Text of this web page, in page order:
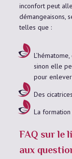
inconfort peut
démangeaisons,
telles que :
sinon elle
pour
Des
La formation
FAQ sur le
aux